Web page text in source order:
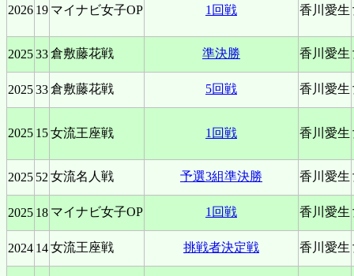
2026 19 マイナビ女子OP 1回戦 香川愛生
202533倉敷藤花戦 準決勝 香川愛生
202533倉敷藤花戦 5回戦 香川愛生
2025 15女流王座戦 1回戦 香川愛生
2025 52女流名人戦 予選3組準決勝 香川愛生
2025 18 マイナビ女子OP 1回戦 香川愛生
2024 14女流王座戦 挑戦者決定戦 香川愛生